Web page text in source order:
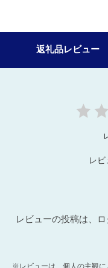
返礼品レビュー
レビ
レビューの投稿は、
※レビューは、個人の主観に